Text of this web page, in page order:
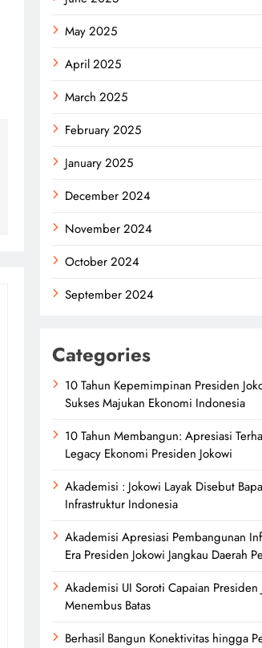
May 2025
April 2025
March 2025
February 2025
January 2025
December 2024
November 2024
October 2024
September 2024
Categories
10 Tahun Kepemimpinan Presiden
Sukses Majukan Ekonomi Indonesia
10 Tahun Membangun: Apresiasi
Legacy Ekonomi Presiden Jokowi
Akademisi : Jokowi Layak Disebut
Infrastruktur Indonesia
Akademisi Apresiasi Pembangunan
Era Presiden Jokowi Jangkau Daerah
Akademisi UI Soroti Capaian Presiden
Menembus Batas
Berhasil Bangun Konektivitas hingga